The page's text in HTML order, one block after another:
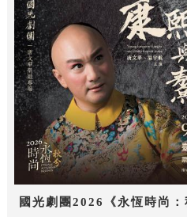
國光劇團2026《永恆時尚：